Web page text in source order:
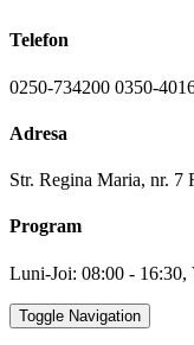
Telefon
0250-734200 0350-
Adresa
Str. Regina Maria, nr. 7
Program
Luni-Joi: 08:00 - 16:30,
Toggle Navigation